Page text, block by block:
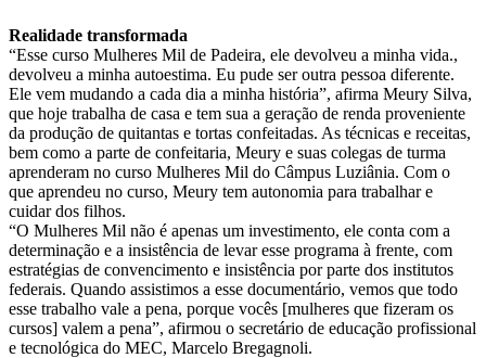
Realidade transformada
“Esse curso Mulheres Mil de Padeira, ele devolveu a minha vida.,
devolveu a minha autoestima. Eu pude ser outra pessoa diferente.
Ele vem mudando a cada dia a minha história”, afirma Meury Silva,
que hoje trabalha de casa e tem sua a geração de renda proveniente
da produção de quitantas e tortas confeitadas. As técnicas e receitas,
bem como a parte de confeitaria, Meury e suas colegas de turma
aprenderam no curso Mulheres Mil do Câmpus Luziânia. Com o
que aprendeu no curso, Meury tem autonomia para trabalhar e
cuidar dos filhos.
“O Mulheres Mil não é apenas um investimento, ele conta com a
determinação e a insistência de levar esse programa à frente, com
estratégias de convencimento e insistência por parte dos institutos
federais. Quando assistimos a esse documentário, vemos que todo
esse trabalho vale a pena, porque vocês [mulheres que fizeram os
cursos] valem a pena”, afirmou o secretário de educação profissional
e tecnológica do MEC, Marcelo Bregagnoli.